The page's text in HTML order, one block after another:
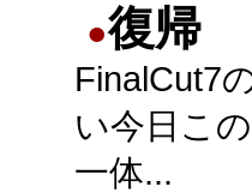
●復帰
FinalCut7
い今日こ
一体...